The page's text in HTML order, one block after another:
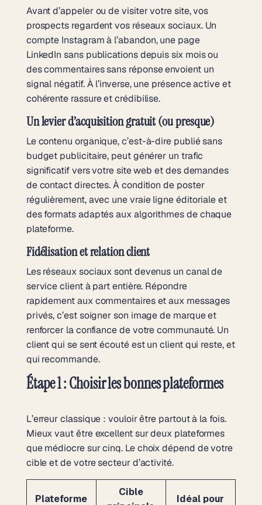
Avant d’appeler ou de visiter votre site, vos
prospects regardent vos réseaux sociaux. Un
compte Instagram à l’abandon, une page
LinkedIn sans publications depuis six mois ou
des commentaires sans réponse envoient un
signal négatif. À l’inverse, une présence active et
cohérente rassure et crédibilise.
Un levier d’acquisition gratuit (ou presque)
Le contenu organique, c’est-à-dire publié sans
budget publicitaire, peut générer un trafic
significatif vers votre site web et des demandes
de contact directes. À condition de poster
régulièrement, avec une vraie ligne éditoriale et
des formats adaptés aux algorithmes de chaque
plateforme.
Fidélisation et relation client
Les réseaux sociaux sont devenus un canal de
service client à part entière. Répondre
rapidement aux commentaires et aux messages
privés, c’est soigner son image de marque et
renforcer la confiance de votre communauté. Un
client qui se sent écouté est un client qui reste, et
qui recommande.
Étape 1 : Choisir les bonnes plateformes
L’erreur classique : vouloir être partout à la fois.
Mieux vaut être excellent sur deux plateformes
que médiocre sur cinq. Le choix dépend de votre
cible et de votre secteur d’activité.
Plateforme
Cible
Idéal pour